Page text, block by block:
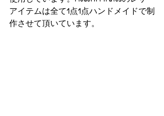
アイテムは全て1点1点ハンドメイドで制
作させて頂いています。